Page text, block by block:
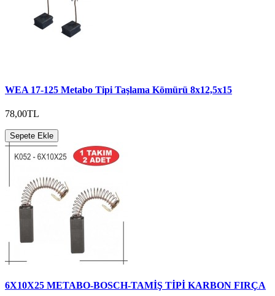
WEA 17-125 Metabo Tipi Taşlama Kömürü 8x12,5x15
78,00TL
Sepete Ekle
6X10X25 METABO-BOSCH-TAMİŞ TİPİ KARBON FIRÇA